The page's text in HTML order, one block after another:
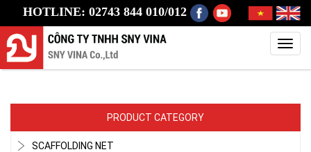
HOTLINE: 02743 844 010/012
PRODUCT CATEGORY
SCAFFOLDING NET